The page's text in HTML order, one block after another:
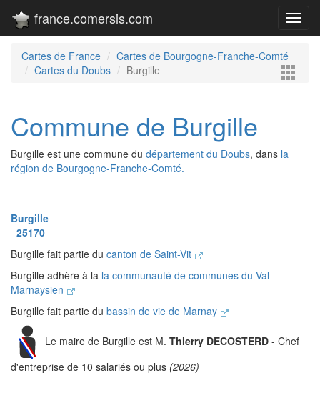
france.comersis.com
Cartes de France
Cartes de Bourgogne-Franche-Comté
Cartes du Doubs
Burgille
Commune de Burgille
Burgille est une commune du département du Doubs, dans la
région de Bourgogne-Franche-Comté.
Burgille
25170
Burgille fait partie du canton de Saint-Vit
Burgille adhère à la la communauté de communes du Val
Marnaysien
Burgille fait partie du bassin de vie de Marnay
Le maire de Burgille est M. Thierry DECOSTERD - Chef
d'entreprise de 10 salariés ou plus (2026)